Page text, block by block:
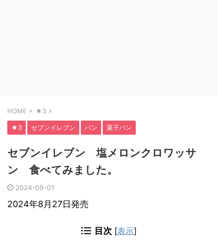
HOME > ★3 >
★3 セブンイレブン パン 菓子パン
セブンイレブン 塩メロンクロワッサ
ン 食べてみました。
2024-09-01
2024年8月27日発売
目次 [表示]